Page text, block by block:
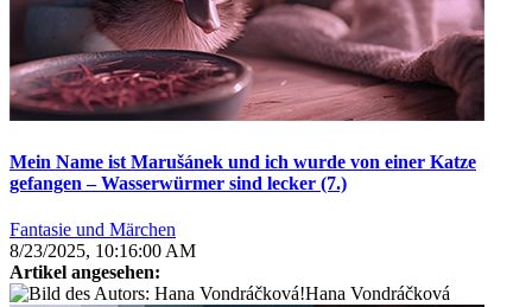
Mein Name ist Marušánek und ich wurde von einer Katze
gefangen – Wasserwürmer sind lecker (7.)
Fantasie und Märchen
8/23/2025, 10:16:00 AM
Artikel angesehen:
Hana Vondráčková